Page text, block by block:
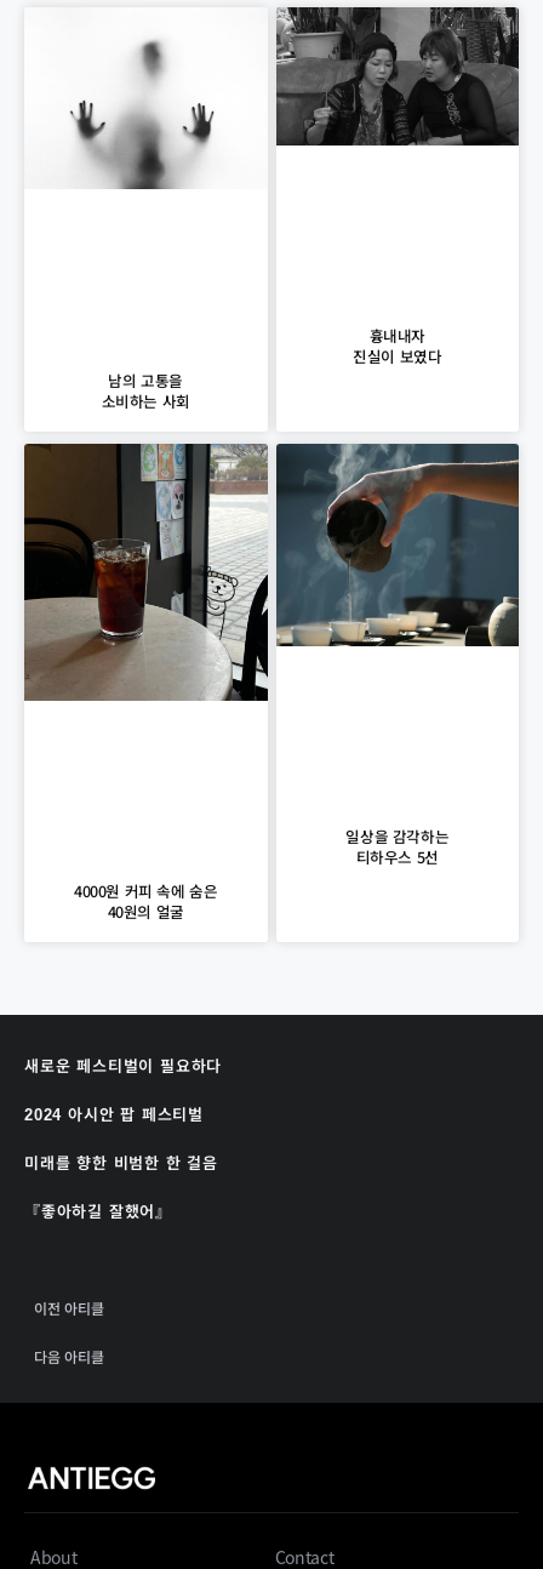
남의 고통을
소비하는 사회
흉내내자
진실이 보였다
4000원 커피 속에 숨은
40원의 얼굴
일상을 감각하는
티하우스 5선
새로운 페스티벌이 필요하다
2024 아시안 팝 페스티벌
미래를 향한 비범한 한 걸음
『좋아하길 잘했어』
이전 아티클
다음 아티클
About Contact